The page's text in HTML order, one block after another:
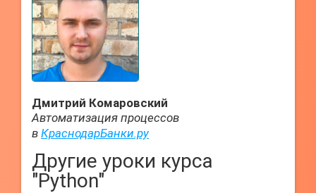
Дмитрий Комаровский
Автоматизация процессов
в КраснодарБанки.ру
Другие уроки курса
"Python"